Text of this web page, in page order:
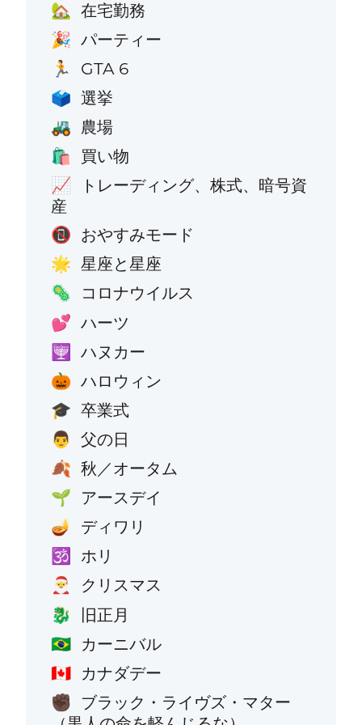
🏡 在宅勤務
🎉 パーティー
🏃 GTA 6
🗳️ 選挙
🚜 農場
🛍️ 買い物
📈
トレーディング、株式、暗号資
産
📵 おやすみモード
🌟 星座と星座
🦠 コロナウイルス
💕 ハーツ
🕎 ハヌカー
🎃 ハロウィン
🎓 卒業式
👨 父の日
🍂 秋／オータム
🌱 アースデイ
🪔 ディワリ
🕉️ ホリ
🎅 クリスマス
🐉 旧正月
🇧🇷 カーニバル
🇨🇦 カナダデー
✊🏿 ブラック・ライヴズ・マター